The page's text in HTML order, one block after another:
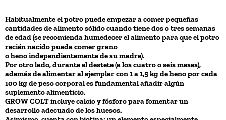
Habitualmente el potro puede empezar a comer pequeñas
cantidades de alimento sólido cuando tiene dos o tres semanas
de edad (se recomienda humedecer el alimento para que el potro
recién nacido pueda comer grano
o heno independientemente de su madre).
Por otro lado, durante el destete (a los cuatro o seis meses),
además de alimentar al ejemplar con 1 a 1,5 kg de heno por cada
100 kg de peso corporal es fundamental añadir algún
suplemento alimenticio.
GROW COLT incluye calcio y fósforo para fomentar un
desarrollo adecuado de los huesos.